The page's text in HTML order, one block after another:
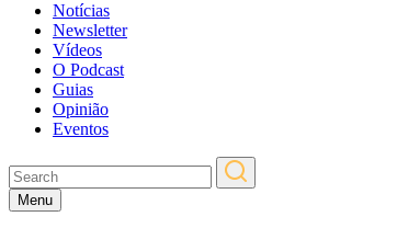
Notícias
Newsletter
Vídeos
O Podcast
Guias
Opinião
Eventos
Menu